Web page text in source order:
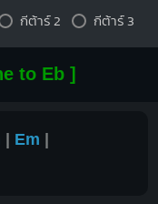
กีต้าร์ 2 กีต้าร์ 3
to Eb ]
| Em |